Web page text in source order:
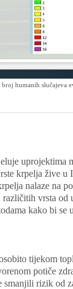
humanih slučajeva
krpelja žive u
nalaze na
vrsta
kako bi se
tijekom
potiče
rizik od